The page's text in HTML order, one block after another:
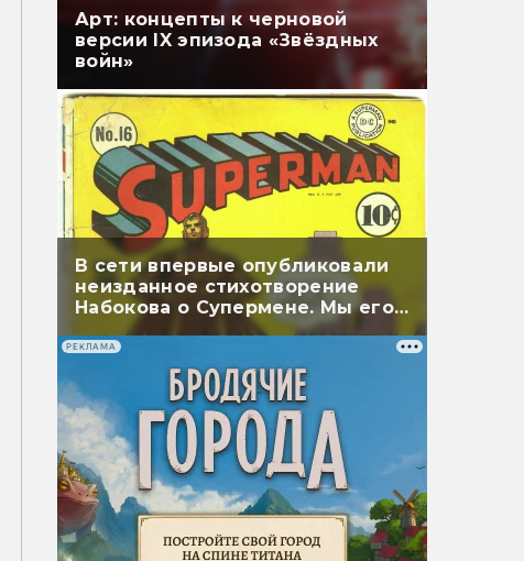
Арт: концепты к черновой
версии IX эпизода «Звёздных
войн»
В сети впервые опубликовали
неизданное стихотворение
Набокова о Супермене. Мы его
перевели
РЕКЛАМА